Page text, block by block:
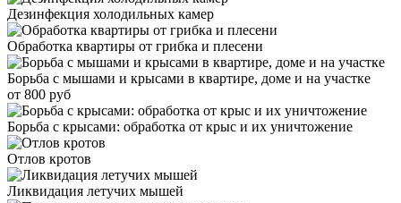
Дезинфекция холодильных камер
Обработка квартиры от грибка и плесени
Борьба с мышами и крысами в квартире, доме и на участке
от 800 руб
Борьба с крысами: обработка от крыс и их уничтожение
Отлов кротов
Ликвидация летучих мышей